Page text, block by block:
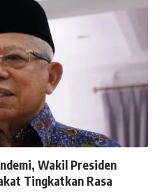
Wakil Presiden
Tingkatkan Rasa